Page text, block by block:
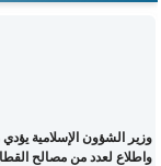
وزير الشؤون الإسلامية يؤدي
واطلاع لعدد من مصالح القطاع